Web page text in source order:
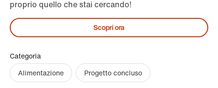
proprio quello che stai cercando!
Scopri ora
Categoria
Alimentazione
Progetto concluso